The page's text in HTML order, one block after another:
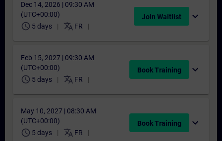
Dec 14, 2026 | 09:30 AM
(UTC+00:00)
schedule 5 days translate FR
Join Waitlist expand_more
Feb 15, 2027 | 09:30 AM
(UTC+00:00)
schedule 5 days translate FR
Book Training expand_more
May 10, 2027 | 08:30 AM
(UTC+00:00)
schedule 5 days translate FR
Book Training expand_more